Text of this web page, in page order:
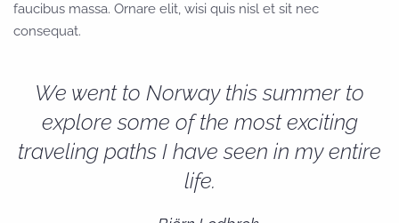
faucibus massa. Ornare elit, wisi quis nisl et sit nec
consequat.
We went to Norway this summer to
explore some of the most exciting
traveling paths I have seen in my entire
life.